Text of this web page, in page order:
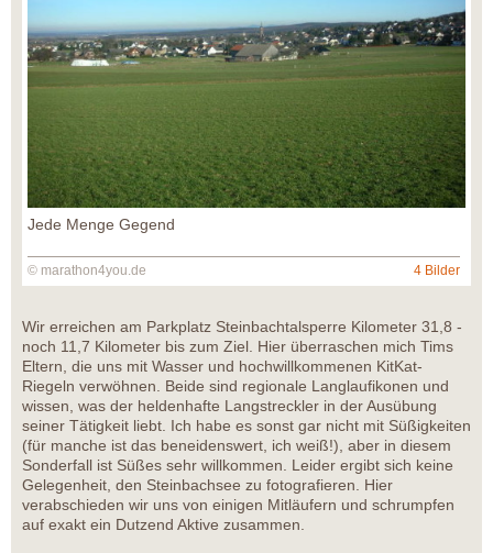
Jede Menge Gegend
© marathon4you.de 4 Bilder
Wir erreichen am Parkplatz Steinbachtalsperre Kilometer 31,8 -
noch 11,7 Kilometer bis zum Ziel. Hier überraschen mich Tims
Eltern, die uns mit Wasser und hochwillkommenen KitKat-
Riegeln verwöhnen. Beide sind regionale Langlaufikonen und
wissen, was der heldenhafte Langstreckler in der Ausübung
seiner Tätigkeit liebt. Ich habe es sonst gar nicht mit Süßigkeiten
(für manche ist das beneidenswert, ich weiß!), aber in diesem
Sonderfall ist Süßes sehr willkommen. Leider ergibt sich keine
Gelegenheit, den Steinbachsee zu fotografieren. Hier
verabschieden wir uns von einigen Mitläufern und schrumpfen
auf exakt ein Dutzend Aktive zusammen.